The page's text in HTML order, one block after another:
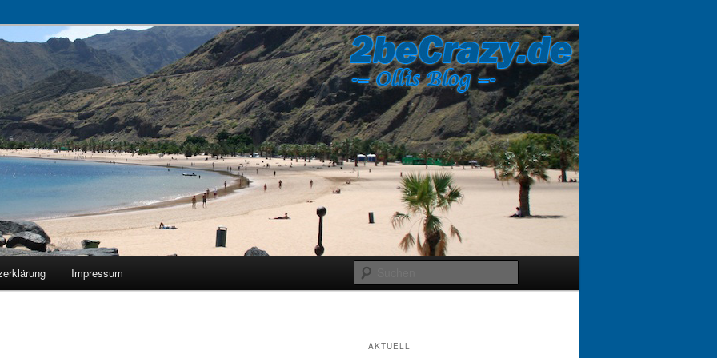
Impressum
AKTUELL